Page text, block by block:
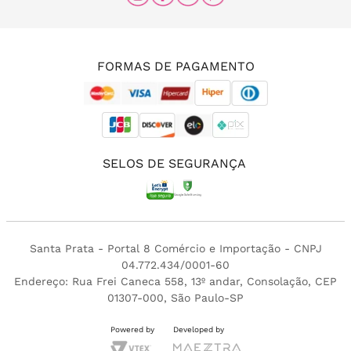
FORMAS DE PAGAMENTO
SELOS DE SEGURANÇA
Santa Prata - Portal 8 Comércio e Importação - CNPJ
04.772.434/0001-60
Endereço: Rua Frei Caneca 558, 13º andar, Consolação, CEP
01307-000, São Paulo-SP
Powered by Developed by